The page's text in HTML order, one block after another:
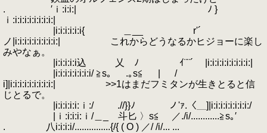
. ′ｉ:i:i:| ﾉ }
ｉ:i:i:i:i:i:i:i:i:|
|i:i:i:i:i:i{ ＿__ r'´
ノ|i:i:i:i:i:i:i:i:i:| これからどうなるかヒジョーに楽し
みやなぁ。
|i:i:i:i:i込 乂 ﾉ ｲ¨¨´ |i:i:i:i:i:i:i:i:i:|
|i:i:i:i:i:i:i:i/ ≧s｡ .｡s≦ | /
i]|i:i:i:i:i:i:i:i:i:| >>1はまだフミタンが生きとると信
じとるで。
|i:i:i:i:i:ｉ:/ .//}}ﾉ ノ'ｧ.〈＿]|i:i:i:i:i:i:i:i:/
|ｉ:i:i:i:ｉ/＿_ 斗匕 〉s≦ ／./i/............≧s｡′
. 八i:i:i:i/...............{/{ ( O ) ／/ /i/... ...